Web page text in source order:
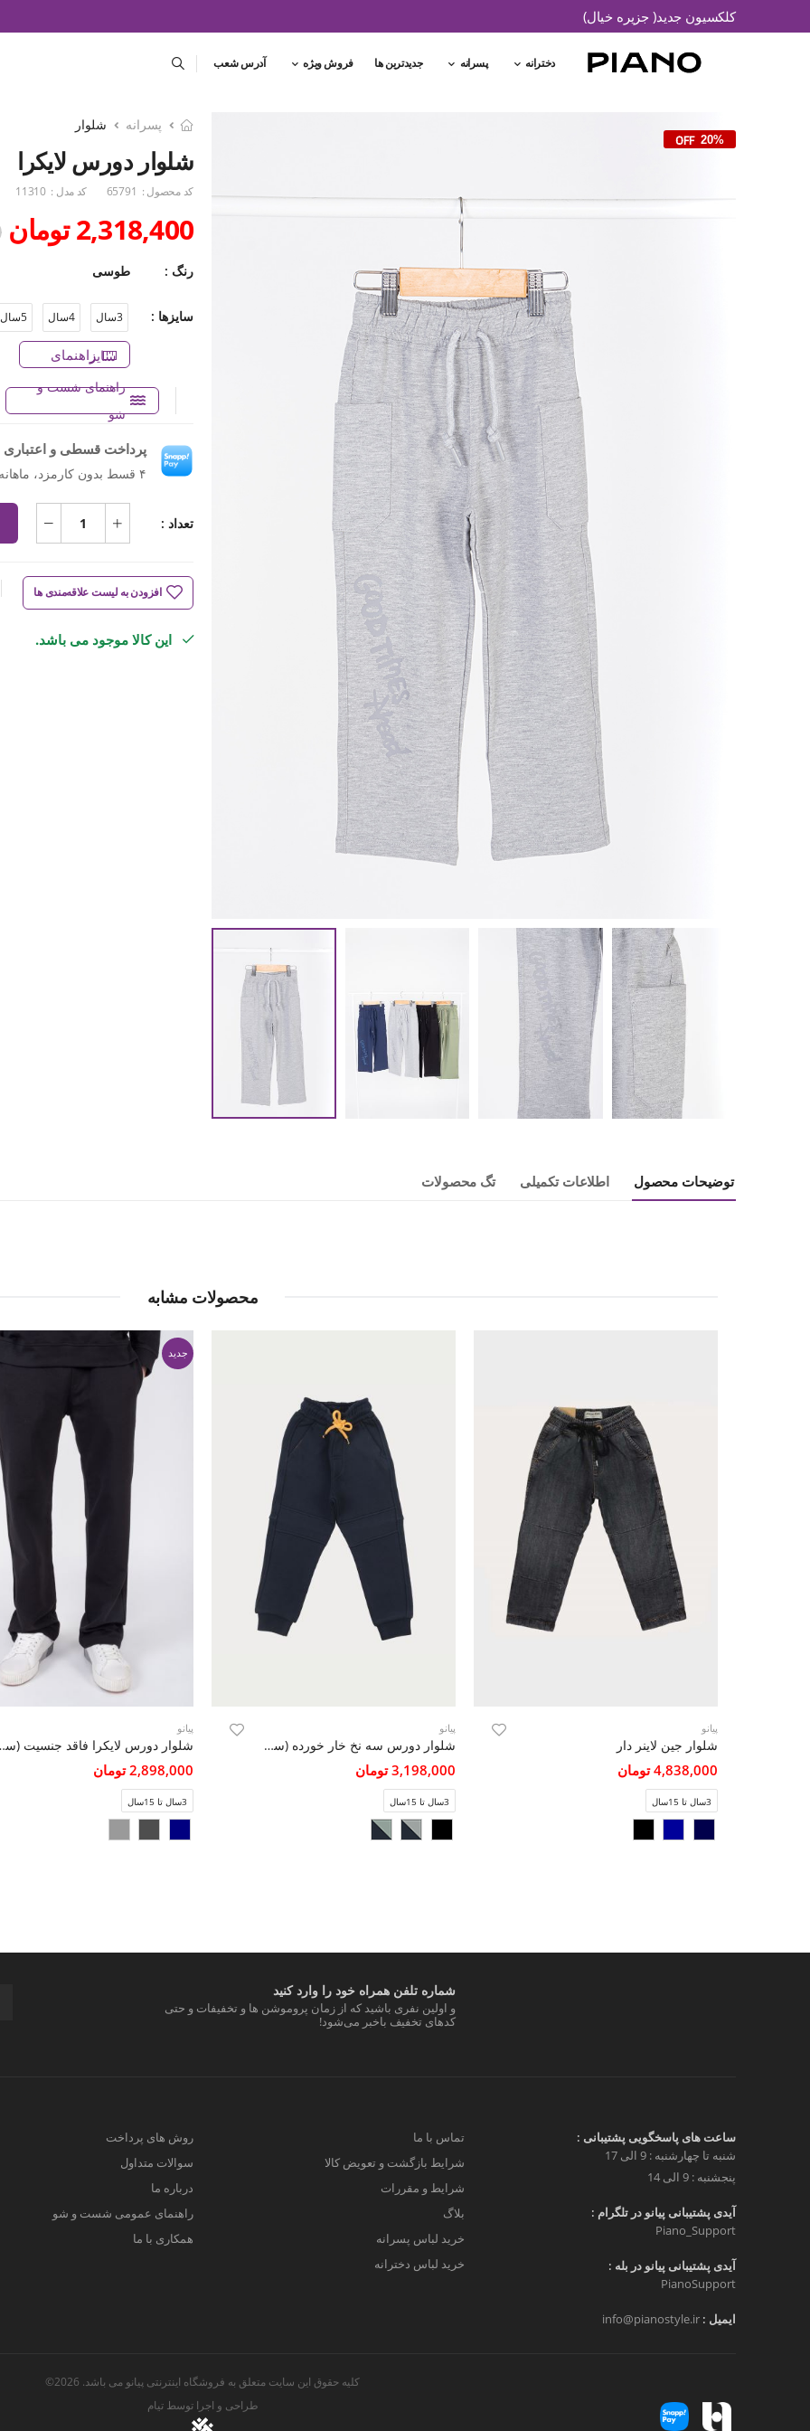
کلکسیون جدید( جزیره خیال)
دخترانه پسرانه جدیدترین ها فروش ویژه آدرس شعب
20%
پسرانه شلوار
شلوار دورس لایکرا
کد محصول : 65791 کد مدل : 11310
2,318,400 تومان
رنگ : طوسی
سایزها : 3سال 4سال 5سال
راهنمای سایز
راهنمای شست و
شو
پرداخت قسطی و اعتباری
۴ قسط بدون کارمزد، ماهانه ۵۷۹٬۶۰۰ تومان
تعداد :
افزودن به لیست علاقه‌مندی ها
این کالا موجود می باشد.
توضیحات محصول اطلاعات تکمیلی تگ محصولات
محصولات مشابه
پیانو
شلوار جین لاینر دار
4,838,000 تومان
3سال تا 15سال
پیانو
شلوار دورس سه نخ خار خورده (ست با 11110)
3,198,000 تومان
3سال تا 15سال
جدید
پیانو
شلوار دورس
2,898,000 تومان
3سال تا 15سال
شماره تلفن همراه خود را وارد کنید
و اولین نفری باشید که از زمان پروموشن ها و تخفیفات و حتی
کدهای تخفیف باخبر می‌شود!
ساعت های پاسخگویی پشتیبانی :
شنبه تا چهارشنبه : 9 الی 17
پنجشنبه : 9 الی 14
آیدی پشتیبانی پیانو در تلگرام :
Piano_Support
آیدی پشتیبانی پیانو در بله :
PianoSupport
ایمیل : info@pianostyle.ir
تماس با ما
شرایط بازگشت و تعویض کالا
شرایط و مقررات
بلاگ
خرید لباس پسرانه
خرید لباس دخترانه
روش های پرداخت
سوالات متداول
درباره ما
راهنمای عمومی شست و شو
همکاری با ما
کلیه حقوق این سایت متعلق به فروشگاه اینترنتی پیانو می باشد. 2026©
طراحی و اجرا توسطتیام